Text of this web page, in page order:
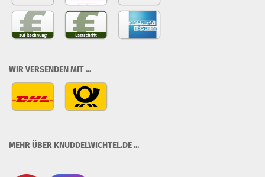
WIR VERSENDEN MIT ...
MEHR ÜBER KNUDDELWICHTEL.DE ...